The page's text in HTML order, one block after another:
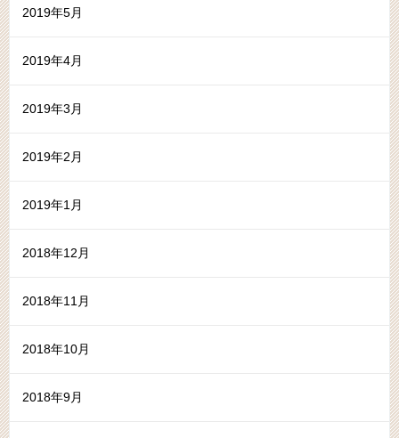
2019年5月
2019年4月
2019年3月
2019年2月
2019年1月
2018年12月
2018年11月
2018年10月
2018年9月